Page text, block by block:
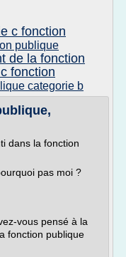
c fonction
publique
de la fonction
fonction
categorie b
dans la fonction
pas moi ?
vous pensé à la
fonction publique